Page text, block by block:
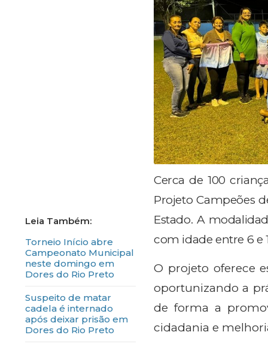
Torneio Início abre
Campeonato Municipal
neste domingo em
Dores do Rio Preto
Suspeito de matar
cadela é internado
após deixar prisão em
Dores do Rio Preto
Cerca de 100
Projeto Campeões
Estado. A
com idade entre 6 e
O projeto oferece
oportunizando a
de forma a
cidadania e